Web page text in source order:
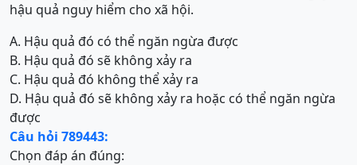
hậu quả nguy hiểm cho xã hội.
A. Hậu quả đó có thể ngăn ngừa được
B. Hậu quả đó sẽ không xảy ra
C. Hậu quả đó không thể xảy ra
D. Hậu quả đó sẽ không xảy ra hoặc có thể ngăn ngừa
được
Câu hỏi 789443:
Chọn đáp án đúng: